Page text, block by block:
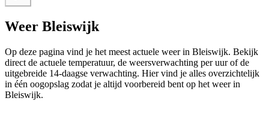
Weer Bleiswijk
Op deze pagina vind je het meest actuele weer in Bleiswijk. Bekijk
direct de actuele temperatuur, de weersverwachting per uur of de
uitgebreide 14-daagse verwachting. Hier vind je alles overzichtelijk
in één oogopslag zodat je altijd voorbereid bent op het weer in
Bleiswijk.